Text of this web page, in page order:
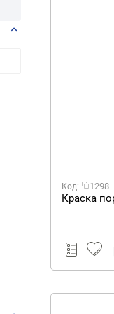
Код: 1298
Краска